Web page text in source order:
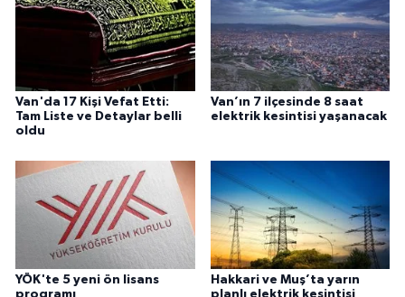
Van'da 17 Kişi Vefat Etti:
Tam Liste ve Detaylar belli
oldu
Van’ın 7 ilçesinde 8 saat
elektrik kesintisi yaşanacak
YÖK'te 5 yeni ön lisans
programı
Hakkari ve Muş’ta yarın
planlı elektrik kesintisi